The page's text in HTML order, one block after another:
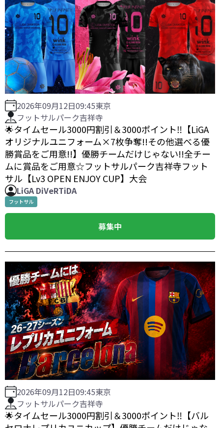
2026年09月12日09:45東京
フットサルパーク吉祥寺
🌟タイムセール3000円割引＆3000ポイント‼️【LiGA
オリジナルユニフォーム×7枚争奪!!その他選べる優
勝賞品をご用意!!】優勝チームだけじゃない!!全チー
ムに賞品をご用意☆フットサルパーク吉祥寺フット
サル【Lv3 OPEN ENJOY CUP】大会
LiGA DiVeRTiDA
フットサル
募集中
2026年09月12日09:45東京
フットサルパーク吉祥寺
🌟タイムセール3000円割引＆3000ポイント‼️【バル